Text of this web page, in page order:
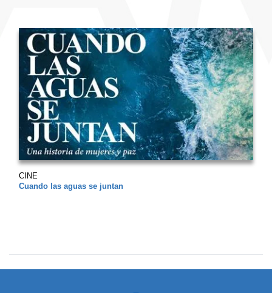
CINE
Cuando las aguas se juntan